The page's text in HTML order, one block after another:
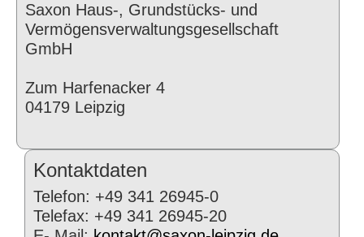
Saxon Haus-, Grundstücks- und
Vermögensverwaltungsgesellschaft
GmbH
Zum Harfenacker 4
04179 Leipzig
Kontaktdaten
Telefon: +49 341 26945-0
Telefax: +49 341 26945-20